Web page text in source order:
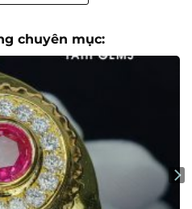
chuyên mục: